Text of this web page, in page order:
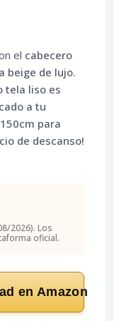
el cabecero
beige de lujo.
tela liso es
a tu
para
de descanso!
2026). Los
oficial.
en Amazon